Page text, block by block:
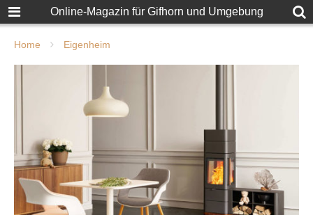
Online-Magazin für Gifhorn und Umgebung
Home Eigenheim